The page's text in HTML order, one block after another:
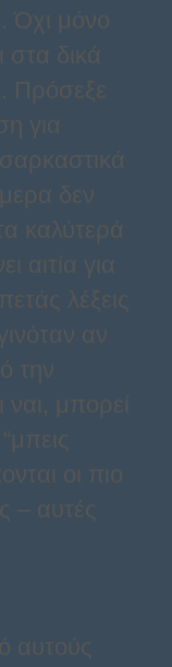
Όχι μόνο
στα δικά
Πρόσεξε
για
δεν
καλύτερά
αιτία για
λέξεις
αν
την
μπορεί
οι πιο
– αυτές
αυτούς